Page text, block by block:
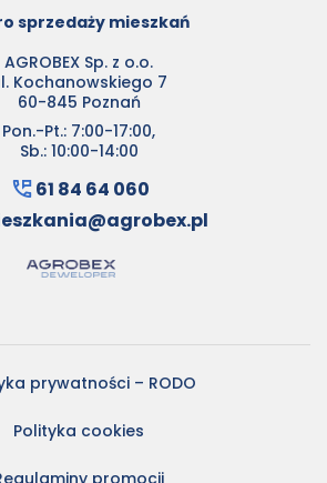
sprzedaży mieszkań
AGROBEX Sp. z o.o.
Kochanowskiego 7
60-845 Poznań
Pon.-Pt.: 7:00-17:00,
Sb.: 10:00-14:00
61 84 64 060
prywatności – RODO
Polityka cookies